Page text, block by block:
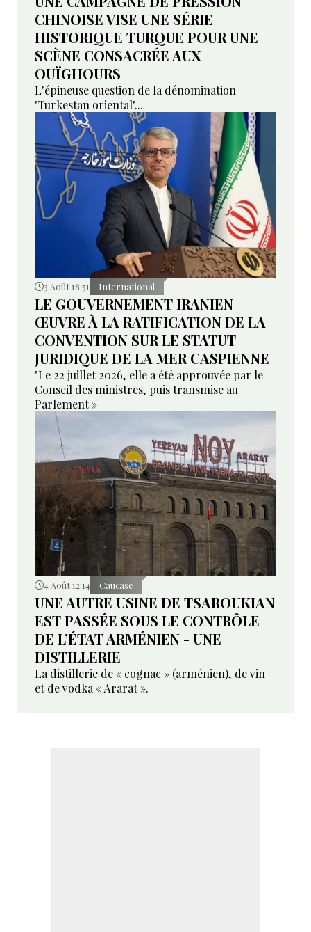
CHINOISE VISE UNE SÉRIE
HISTORIQUE TURQUE POUR UNE
SCÈNE CONSACRÉE AUX
OUÏGHOURS
L'épineuse question de la dénomination
"Turkestan oriental"...
3 Août 18:51 International
LE GOUVERNEMENT IRANIEN
ŒUVRE À LA RATIFICATION DE LA
CONVENTION SUR LE STATUT
JURIDIQUE DE LA MER CASPIENNE
"Le 22 juillet 2026, elle a été approuvée par le
Conseil des ministres, puis transmise au
Parlement »
4 Août 12:14 Caucase
UNE AUTRE USINE DE TSAROUKIAN
EST PASSÉE SOUS LE CONTRÔLE
DE L’ÉTAT ARMÉNIEN - UNE
DISTILLERIE
La distillerie de « cognac » (arménien), de vin
et de vodka « Ararat ».